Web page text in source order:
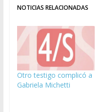
NOTICIAS RELACIONADAS
Otro testigo complicó a
Gabriela Michetti